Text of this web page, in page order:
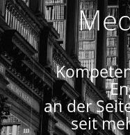
an der
seit